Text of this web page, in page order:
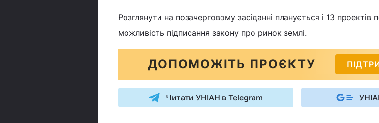
Розглянути на позачерговому засіданні планується і 13 проектів
можливість підписання закону про ринок землі.
ДОПОМОЖІТЬ ПРОЄКТУ
Читати УНІАН в Telegram